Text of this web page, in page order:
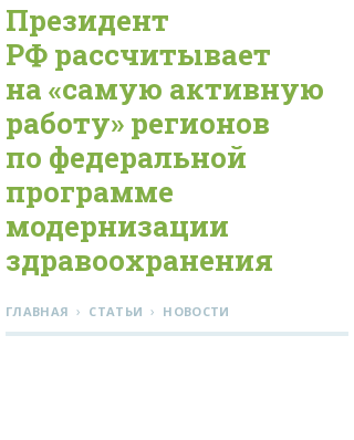
Президент
РФ рассчитывает
на «самую активную
работу» регионов
по федеральной
программе
модернизации
здравоохранения
ГЛАВНАЯ › СТАТЬИ › НОВОСТИ